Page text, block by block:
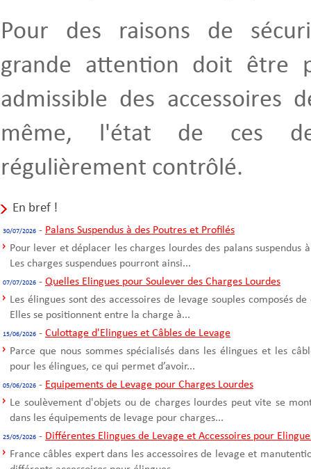
Pour des raisons de
grande attention doit être
admissible des accessoires
même, l'état de ces
régulièrement contrôlé.
En bref !
30/07/2026 - Palans Suspendus à des Poutres et Profilés
Pour lever et déplacer les charges lourdes des palans suspendus
Les charges suspendues pourront ainsi...
07/07/2026 - Quelles Elingues pour Soulever des Charges Lourdes
Les élingues sont des accessoires de levage souples composés
Elles se positionnent entre la charge à...
15/06/2026 - Culottage d'Elingues et Câbles de Levage
Parce que nous sommes spécialisés dans les élingues et les
pour les élingues, ce qui permet d’avoir...
05/06/2026 - Equipements de Levage pour Charges Lourdes
Le soulèvement d'objets ou de charges lourdes peut vite se
dans les équipements de levage pour charges...
25/05/2026 - Différentes Elingues de Levage et Accessoires pour
France câbles expert dans les accessoires de levage et